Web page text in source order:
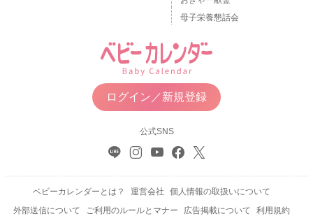
母子栄養懇話会
ログイン／新規登録
公式SNS
ベビーカレンダーとは？ 運営会社
個人情報の取扱いについて
外部送信について
ご利用のルールとマナー 広告掲載について 利用規約